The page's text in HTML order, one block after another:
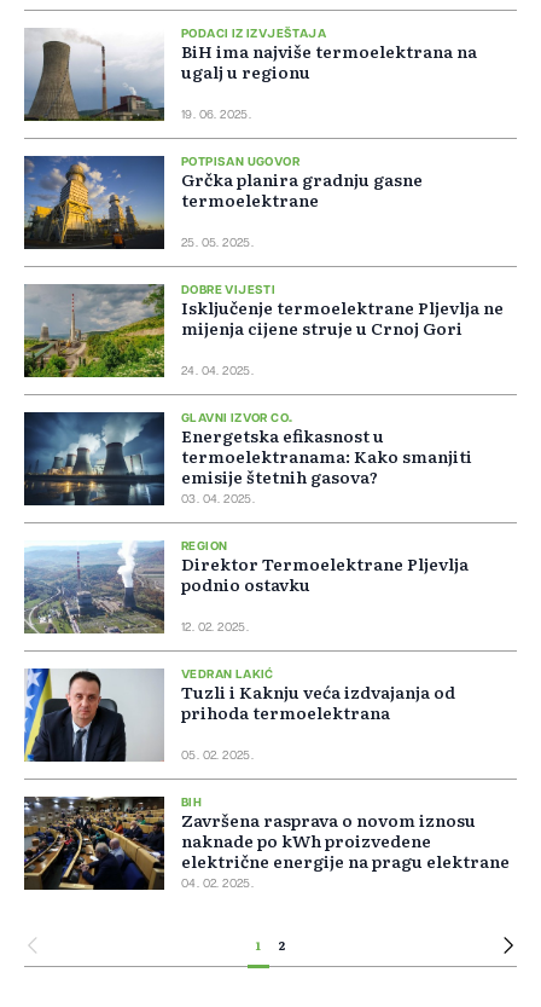
PODACI IZ IZVJEŠTAJA
BiH ima najviše termoelektrana na
ugalj u regionu
19. 06. 2025.
POTPISAN UGOVOR
Grčka planira gradnju gasne
termoelektrane
25. 05. 2025.
DOBRE VIJESTI
Isključenje termoelektrane Pljevlja ne
mijenja cijene struje u Crnoj Gori
24. 04. 2025.
GLAVNI IZVOR CO₂
Energetska efikasnost u
termoelektranama: Kako smanjiti
emisije štetnih gasova?
03. 04. 2025.
REGION
Direktor Termoelektrane Pljevlja
podnio ostavku
12. 02. 2025.
VEDRAN LAKIĆ
Tuzli i Kaknju veća izdvajanja od
prihoda termoelektrana
05. 02. 2025.
BIH
Završena rasprava o novom iznosu
naknade po kWh proizvedene
električne energije na pragu elektrane
04. 02. 2025.
1 2